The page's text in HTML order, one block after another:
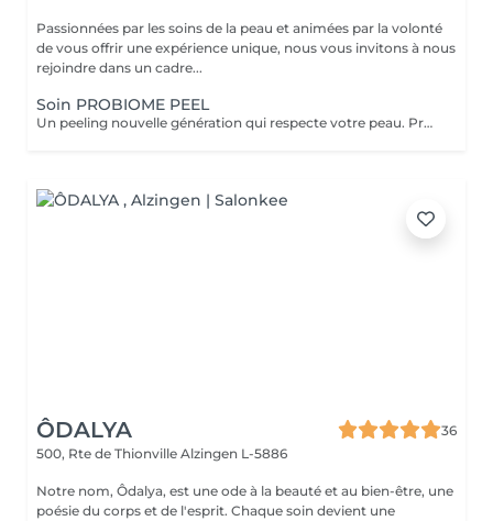
Passionnées par les soins de la peau et animées par la volonté
de vous offrir une expérience unique, nous vous invitons à nous
rejoindre dans un cadre...
Soin PROBIOME PEEL
Un peeling nouvelle génération qui respecte votre peau. Probiome Peel associe la puissance d'un peeling sur-mesure à une restauration profonde du microbiome cutané. 5 peelings personnalisés selon votre type de peau et vos besoins (éclat, imperfections, taches, rides, texture irrégulière). Action renouvelante, lissante et clarifiante tout en renforçant la barrière cutanée. Formule enrichie en Multibiotic Complex, qui équilibre la flore cutanée et prévient les irritations. Rituel Post-Peeling (kit 7 Days) intégré dans le prix du soin. Aide à restaurer la peau, renforcer la barrière cutanée et préserver les résultats obtenus en cabine. Résultat : Effet « peau neuve » durable et éclat du teint retrouvé. Une peau plus lumineuse, plus lisse et visiblement renouvelée dès la première séance, sans irritations.
ÔDALYA
36
500, Rte de Thionville Alzingen L-5886
Notre nom, Ôdalya, est une ode à la beauté et au bien-être, une
poésie du corps et de l'esprit. Chaque soin devient une